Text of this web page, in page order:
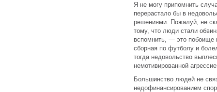
Я не могу припомнить
перерастало бы в
решениями. Пожалуй, не
тому, что люди стали
вспомнить, — это побоище
сборная по футболу и
тогда недовольство
немотивированной
Большинство людей не
недофинансированием